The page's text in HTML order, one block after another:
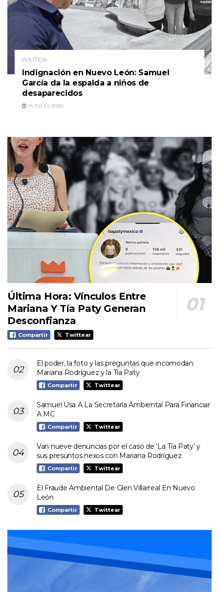
POLÍTICA
Indignación en Nuevo León: Samuel
García da la espalda a niños de
desaparecidos
14 JULIO, 2026
Última Hora: Vínculos Entre
Mariana Y Tía Paty Generan
Desconfianza
Compartir Twittear
El poder, la foto y las preguntas que incomodan:
Mariana Rodríguez y la Tía Paty
Compartir Twittear
Samuel Usa A La Secretaría Ambiental Para Financiar
A MC
Compartir Twittear
Van nueve denuncias por el caso de ‘La Tía Paty’ y
sus presuntos nexos con Mariana Rodríguez
Compartir Twittear
El Fraude Ambiental De Glen Villarreal En Nuevo
León
Compartir Twittear